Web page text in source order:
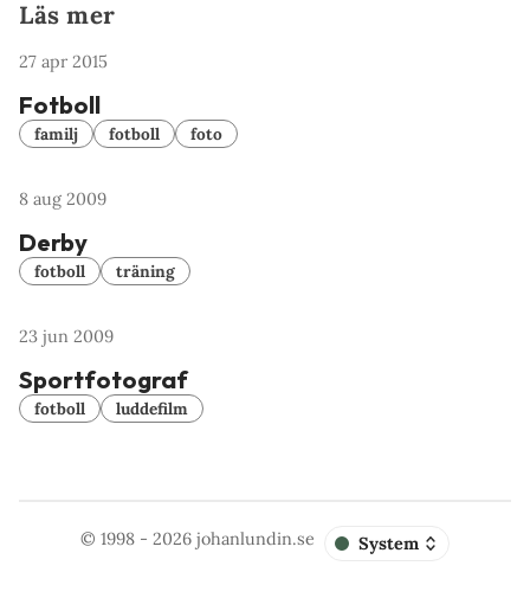
Läs mer
27 apr 2015
Fotboll
familj fotboll foto
8 aug 2009
Derby
fotboll träning
23 jun 2009
Sportfotograf
fotboll luddefilm
© 1998 - 2026johanlundin.se